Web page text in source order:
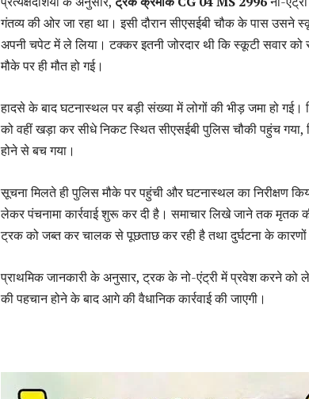
गंतव्य की ओर जा रहा था। इसी दौरान सीएसईबी चौक के पास
अपनी चपेट में ले लिया। टक्कर इतनी जोरदार थी कि स्कूटी सवार
मौके पर ही मौत हो गई।
हादसे के बाद घटनास्थल पर बड़ी संख्या में लोगों की भीड़ जमा हो
को वहीं खड़ा कर सीधे निकट स्थित सीएसईबी पुलिस चौकी पहुंच
होने से बच गया।
सूचना मिलते ही पुलिस मौके पर पहुंची और घटनास्थल का निरीक्षण
लेकर पंचनामा कार्रवाई शुरू कर दी है। समाचार लिखे जाने तक मृतक
ट्रक को जब्त कर चालक से पूछताछ कर रही है तथा दुर्घटना के कारणों
प्राथमिक जानकारी के अनुसार, ट्रक के नो-एंट्री में प्रवेश करने
की पहचान होने के बाद आगे की वैधानिक कार्रवाई की जाएगी।